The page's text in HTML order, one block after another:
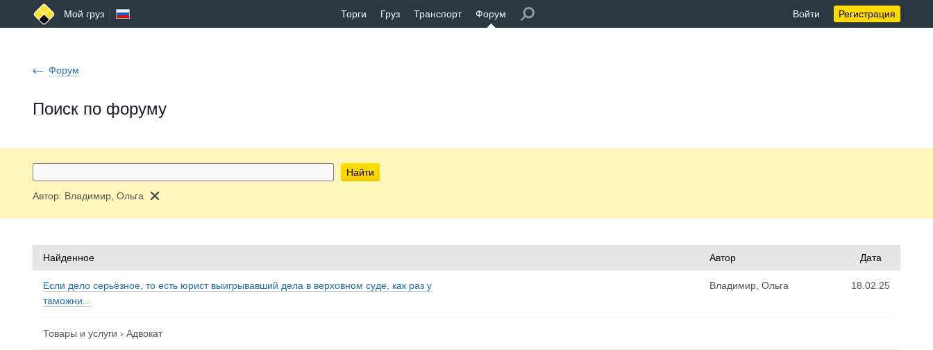
Мой груз Торги Груз Транспорт Форум Войти Регистрация
Форум
Поиск по форуму
Найти
Автор: Владимир, Ольга
Найденное Автор Дата
Если дело серьёзное, то есть юрист выигрывавший дела в верховном суде, как раз у
таможни...
Владимир, Ольга 18.02.25
Товары и услуги › Адвокат